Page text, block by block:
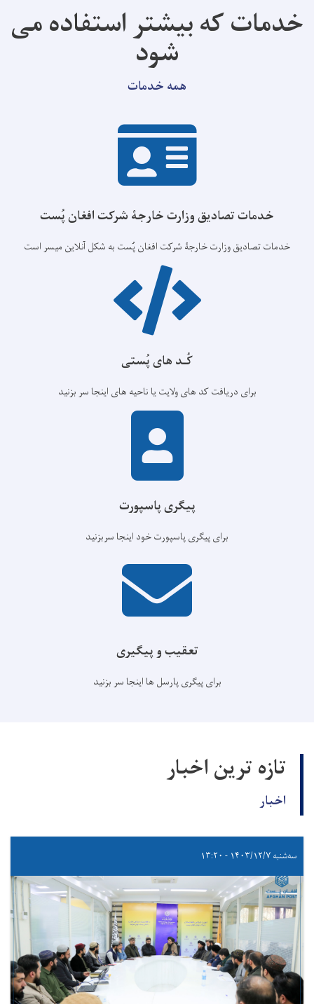
خدمات که بیشتر استفاده می
شود
همه خدمات
خدمات تصادیق وزارت خارجۀ شرکت افغان پُست
خدمات تصادیق وزارت خارجۀ شرکت افغان پُست به شکل آنلاین میسر است
کُـد های پُستی
برای دریافت کد های ولایت یا ناحیه های اینجا سر بزنید
پیگری پاسپورت
برای پیگری پاسپورت خود اینجا سربزنید
تعقیب و پیگیری
برای پیگری پارسل ها اینجا سر بزنید
تازه ترین اخبار
اخبار
سه‌شنبه ۱۴۰۳/۱۲/۷ - ۱۳:۲۰